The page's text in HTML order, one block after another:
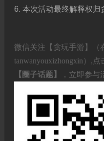
6. 本次活动最终解释权归
微信关注【贪玩手游】（
tanwanyouxizhongxin）,
【圈子话题】
，立即参与